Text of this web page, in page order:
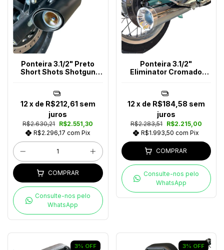
Ponteira 3.1/2" Preto
Short Shots Shotgun
R$2.630,21 R$2.551,30
R$2.296,17 com Pix
12 x de R$212,61 sem
juros
COMPRAR
Consulte-nos pelo
WhatsApp
Ponteira 3.1/2"
Eliminator Cromado
R$2.283,51
R$2.215,00
R$1.993,50com Pix
12 x de R$184,58 sem
juros
COMPRAR
Consulte-nos pelo
WhatsApp
3% OFF 3% OFF